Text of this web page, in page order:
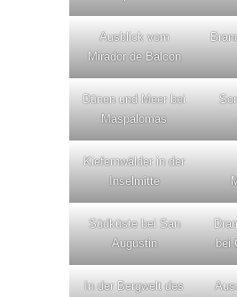
Ausblick vom
Mirador de Balcon
Dünen und Meer bei
Maspalomas
Kiefernwälder in der
Inselmitte
Südküste bei San
Augustin
bei
In der Bergwelt des